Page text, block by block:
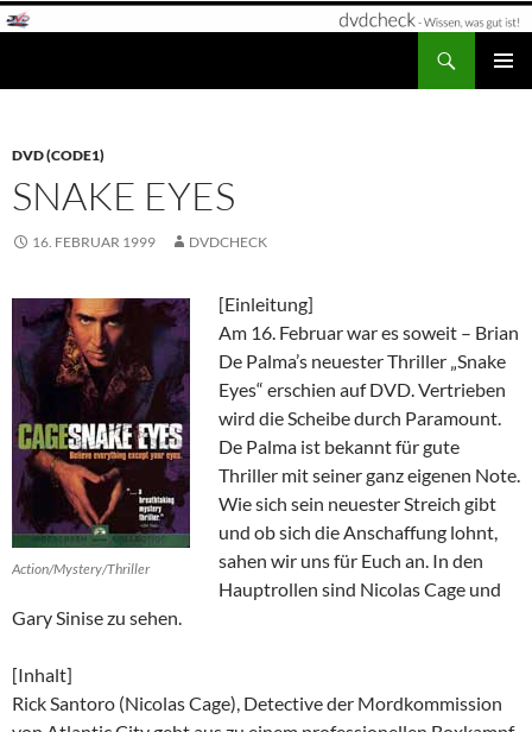
Zum
DVD (CODE1)
SNAKE EYES
16. FEBRUAR 1999 DVDCHECK
Action/Mystery/Thriller
[Einleitung]
Am 16. Februar war es soweit – Brian
De Palma’s neuester Thriller „Snake
Eyes“ erschien auf DVD. Vertrieben
wird die Scheibe durch Paramount.
De Palma ist bekannt für gute
Thriller mit seiner ganz eigenen Note.
Wie sich sein neuester Streich gibt
und ob sich die Anschaffung lohnt,
sahen wir uns für Euch an. In den
Hauptrollen sind Nicolas Cage und
Gary Sinise zu sehen.
[Inhalt]
Rick Santoro (Nicolas Cage), Detective der Mordkommission